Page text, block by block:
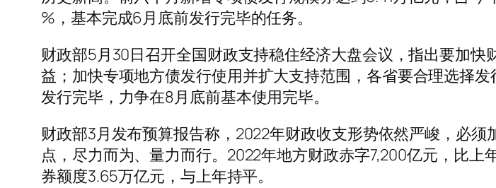
%，基本完成6月底前发行完毕的任务。
财政部5月30日召开全国财政支持稳住经济大盘会议，指出要加快
益；加快专项地方债发行使用并扩大支持范围，各省要合理选择
发行完毕，力争在8月底前基本使用完毕。
财政部3月发布预算报告称，2022年财政收支形势依然严峻，必
点，尽力而为、量力而行。2022年地方财政赤字7,200亿元，比上
券额度3.65万亿元，与上年持平。